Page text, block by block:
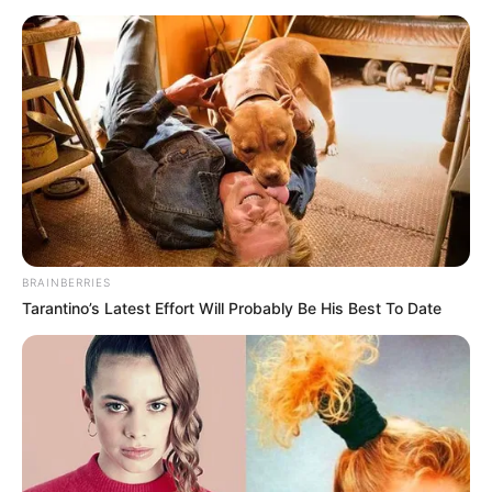
A beadvány középpontjában a műemléki istállók
BRAINBERRIES
Tarantino’s Latest Effort Will Probably Be His Best To Date